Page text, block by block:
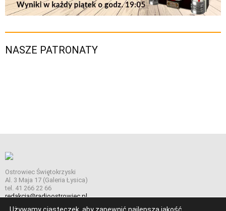
NASZE PATRONATY
Ostrowiec Świętokrzyski
Al. 3 Maja 17 (Galeria Łysica)
tel. 41 266 22 66
redakcja@radioostrowiec.pl